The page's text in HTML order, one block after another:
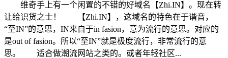
维奇手上有一个闲置的不错的好域名【Zhi.IN】。现在转
让给识货之士！ 【Zhi.IN】，这域名的特色在于谐音，
“至IN”的意思，IN来自于in fasion，意为流行的意思。对应的
是out of fasion。所以“至IN”就是极度流行，非常流行的意
思。 适合做潮流网站之类的。或者年轻社区...